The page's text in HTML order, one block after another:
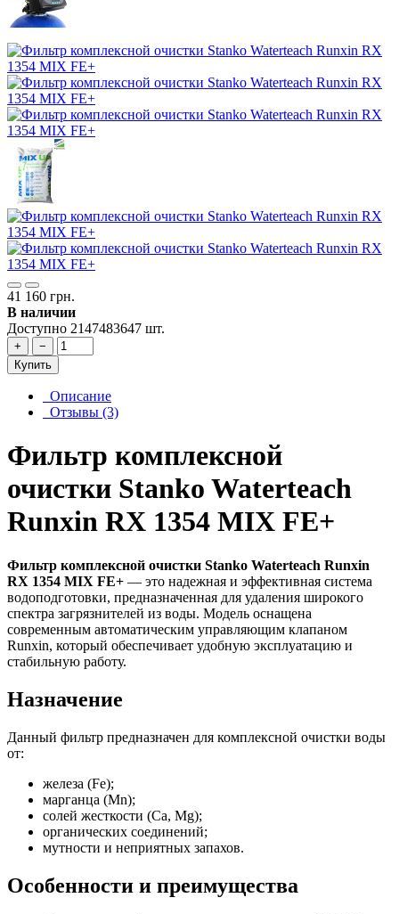
41 160 грн.
В наличии
Доступно 2147483647 шт.
+
−
Купить
Описание
Отзывы (3)
Фильтр комплексной
очистки Stanko Waterteach
Runxin RX 1354 MIX FE+
Фильтр комплексной очистки Stanko Waterteach Runxin
RX 1354 MIX FE+ — это надежная и эффективная система
водоподготовки, предназначенная для удаления широкого
спектра загрязнителей из воды. Модель оснащена
современным автоматическим управляющим клапаном
Runxin, который обеспечивает удобную эксплуатацию и
стабильную работу.
Назначение
Данный фильтр предназначен для комплексной очистки воды
от:
железа (Fe);
марганца (Mn);
солей жесткости (Ca, Mg);
органических соединений;
мутности и неприятных запахов.
Особенности и преимущества